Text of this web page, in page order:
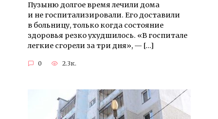
Пузыню долгое время лечили дома
и не госпитализировали. Его доставили
в больницу, только когда состояние
здоровья резко ухудшилось. «В госпитале
легкие сгорели за три дня», — […]
0 2.3к.